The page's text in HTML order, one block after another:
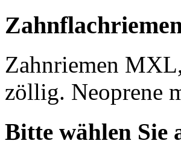
Zahnriemen
zöllig. Neoprene
Bitte wählen Sie